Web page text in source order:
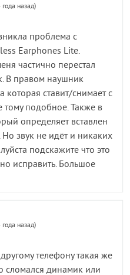
назад)
проблема с
Earphones Lite.
частично перестал
В правом наушник
которая ставит/снимает с
тому подобное. Также в
определяет вставлен
звук не идёт и никаких
подскажите что это
исправить. Большое
назад)
телефону такая же
сломался динамик или